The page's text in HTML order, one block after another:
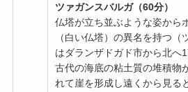
ツァガンスバルガ（60分）
仏塔が立ち並ぶような姿から
（白い仏塔）の異名を持つ（
はダランザドガド市から北へ
古代の海底の粘土質の堆積物
れて崖を形成し遠くから見る